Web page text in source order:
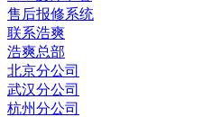
售后报修系统
联系浩爽
浩爽总部
北京分公司
武汉分公司
杭州分公司